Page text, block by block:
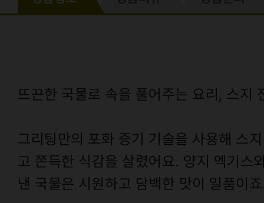
뜨끈한 국물로 속을 풀어주는 요리, 스지
그리팅만의 포화 증기 기술을 사용해 스
고 쫀득한 식감을 살렸어요. 양지 엑기스
낸 국물은 시원하고 담백한 맛이 일품이